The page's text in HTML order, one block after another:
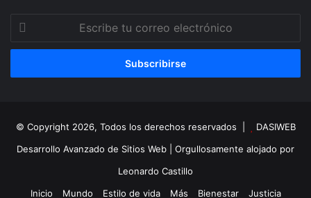
correo
© Copyright 2026, Todos los derechos reservados |
DASIWEB
Desarrollo Avanzado de Sitios Web | Orgullosamente alojado por
Leonardo Castillo
Inicio
Mundo Estilo de vida Más Bienestar Justicia